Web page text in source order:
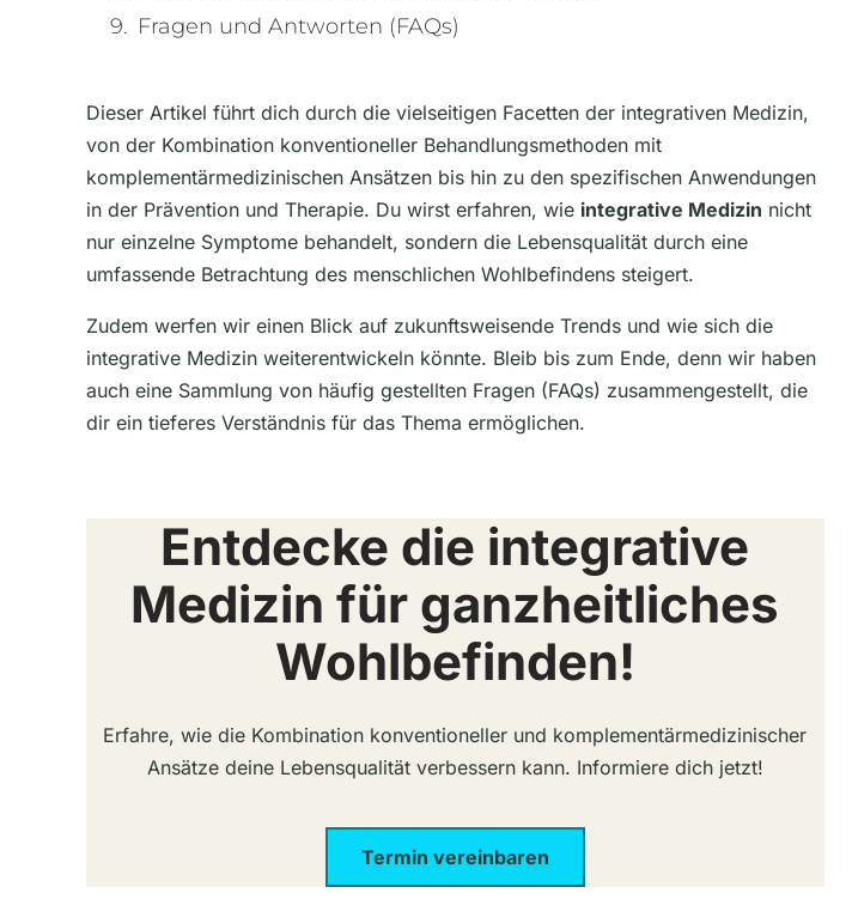
Fragen und Antworten (FAQs)
Dieser Artikel führt dich durch die vielseitigen Facetten der integrativen Medizin,
von der Kombination konventioneller Behandlungsmethoden mit
komplementärmedizinischen Ansätzen bis hin zu den spezifischen Anwendungen
in der Prävention und Therapie. Du wirst erfahren, wie integrative Medizin nicht
nur einzelne Symptome behandelt, sondern die Lebensqualität durch eine
umfassende Betrachtung des menschlichen Wohlbefindens steigert.
Zudem werfen wir einen Blick auf zukunftsweisende Trends und wie sich die
integrative Medizin weiterentwickeln könnte. Bleib bis zum Ende, denn wir haben
auch eine Sammlung von häufig gestellten Fragen (FAQs) zusammengestellt, die
dir ein tieferes Verständnis für das Thema ermöglichen.
Entdecke die integrative
Medizin für ganzheitliches
Wohlbefinden!
Erfahre, wie die Kombination konventioneller und komplementärmedizinischer
Ansätze deine Lebensqualität verbessern kann. Informiere dich jetzt!
Termin vereinbaren